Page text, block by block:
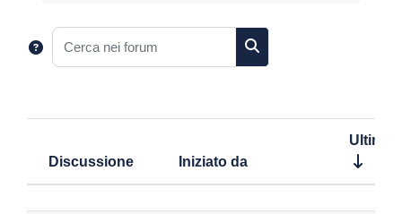
Cerca nei forum
Cerca nei forum
Stato
Discussione Iniziato da
Ultimo